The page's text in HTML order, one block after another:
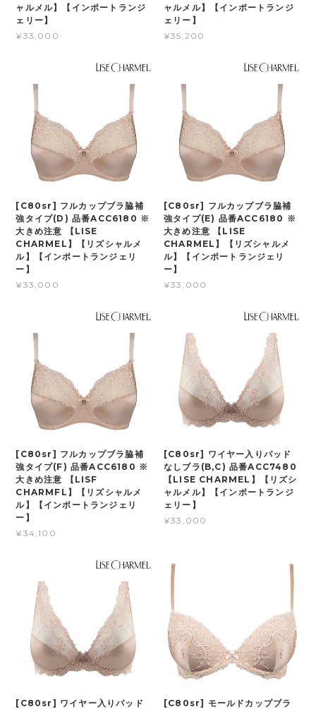
ャルメル】【インポートランジ
ェリー】
¥33,000
ャルメル】【インポートランジ
ェリー】
¥35,200
[C80sr] フルカップブラ脇補
強タイプ(D) 品番ACC6180 ※
大きめ注意 【LISE
CHARMEL】【リズシャルメ
ル】【インポートランジェリ
ー】
¥33,000
[C80sr] フルカップブラ脇補
強タイプ(E) 品番ACC6180 ※
大きめ注意 【LISE
CHARMEL】【リズシャルメ
ル】【インポートランジェリ
ー】
¥33,000
[C80sr] フルカップブラ脇補
強タイプ(F) 品番ACC6180 ※
大きめ注意 【LISF
CHARMFL】【リズシャルメ
ル】【インポートランジェリ
ー】
¥34,100
[C80sr] ワイヤー入りパッド
なしブラ(B,C) 品番ACC7480
【LISE CHARMEL】【リズシ
ャルメル】【インポートランジ
ェリー】
¥33,000
[C80sr] ワイヤー入りパッド
[C80sr] モールドカップブラ